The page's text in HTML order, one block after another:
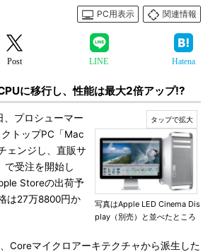
PC用表示
関連情報
Post LINE Hatena
に移行し、性能は最大2倍アップ!?
写真はApple LED Cinema Dis
play（別売）と並べたところ
プロシューマー
トップPC「Mac
ェンジし、直販サ
で受注を開始し
Storeの出荷予
は27万8800円か
Coreマイクロアーキテクチャから派生した